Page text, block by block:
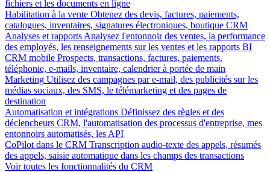
fichiers et les documents en ligne
Habilitation à la vente Obtenez des devis, factures, paiements,
catalogues, inventaires, signatures électroniques, boutique CRM
Analyses et rapports Analysez l'entonnoir des ventes, la performance
des employés, les renseignements sur les ventes et les rapports BI
CRM mobile Prospects, transactions, factures, paiements,
téléphonie, e-mails, inventaire, calendrier à portée de main
Marketing Utilisez des campagnes par e-mail, des publicités sur les
médias sociaux, des SMS, le télémarketing et des pages de
destination
Automatisation et intégrations Définissez des règles et des
déclencheurs CRM, l'automatisation des processus d'entreprise, mes
entonnoirs automatisés, les API
CoPilot dans le CRM Transcription audio-texte des appels, résumés
des appels, saisie automatique dans les champs des transactions
Voir toutes les fonctionnalités du CRM